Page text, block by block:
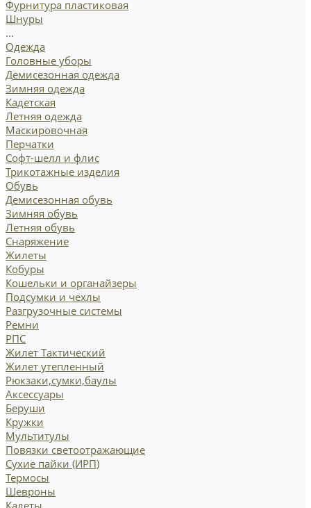
Фурнитура пластиковая
Шнуры
...
Одежда
Головные уборы
Демисезонная одежда
Зимняя одежда
Кадетская
Летняя одежда
Маскировочная
Перчатки
Софт-шелл и флис
Трикотажные изделия
Обувь
Демисезонная обувь
Зимняя обувь
Летняя обувь
Снаряжение
Жилеты
Кобуры
Кошельки и органайзеры
Подсумки и чехлы
Разгрузочные системы
Ремни
РПС
Жилет Тактический
Жилет утепленный
Рюкзаки,сумки,баулы
Аксессуары
Беруши
Кружки
Мультитулы
Повязки светоотражающие
Сухие пайки (ИРП)
Термосы
Шевроны
Кадеты